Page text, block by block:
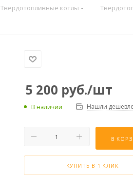
Твердотопливные котлы —
5 200 руб./шт
В наличии Нашли
В
КУПИТЬ В 1 КЛИК